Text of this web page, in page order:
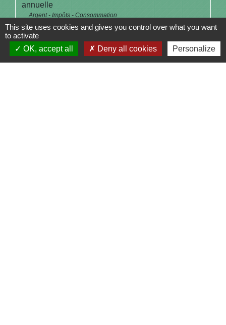
annuelle
Argent - Impôts - Consommation
Pour en savoir plus
This site uses cookies and gives you control over what you want
to activate
OK, accept all
Deny all cookies Personalize